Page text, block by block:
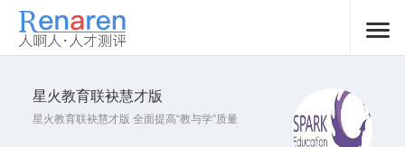
星火教育联袂慧才版
星火教育联袂慧才版 全面提高“教与学”质量